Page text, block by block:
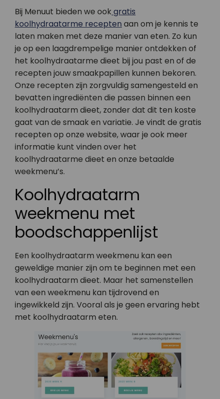
Bij Menuut bieden we ook gratis
koolhydraatarme recepten aan om je kennis te
laten maken met deze manier van eten. Zo kun
je op een laagdrempelige manier ontdekken of
het koolhydraatarme dieet bij jou past en of de
recepten jouw smaakpapillen kunnen bekoren.
Onze recepten zijn zorgvuldig samengesteld en
bevatten ingrediënten die passen binnen een
koolhydraatarm dieet, zonder dat dit ten koste
gaat van de smaak en variatie. Je vindt de gratis
recepten op onze website, waar je ook meer
informatie kunt vinden over het
koolhydraatarme dieet en onze betaalde
weekmenu’s.
Koolhydraatarm
weekmenu met
boodschappenlijst
Een koolhydraatarm weekmenu kan een
geweldige manier zijn om te beginnen met een
koolhydraatarm dieet. Maar het samenstellen
van een weekmenu kan tijdrovend en
ingewikkeld zijn. Vooral als je geen ervaring hebt
met koolhydraatarm eten.